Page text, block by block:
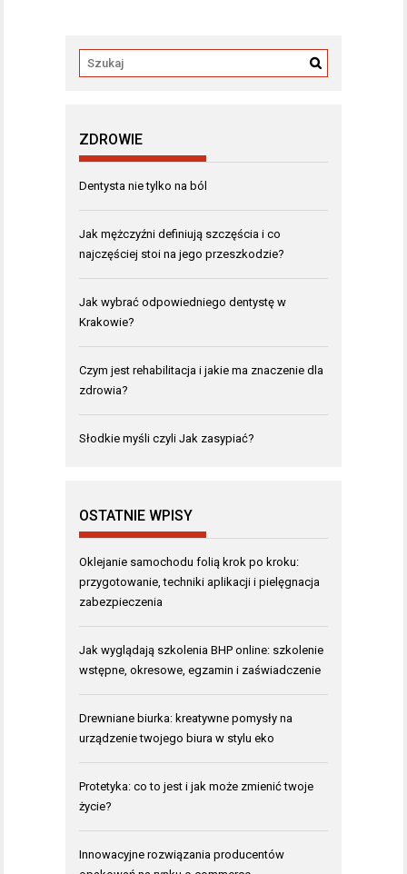
ZDROWIE
Dentysta nie tylko na ból
Jak mężczyźni definiują szczęścia i co
najczęściej stoi na jego przeszkodzie?
Jak wybrać odpowiedniego dentystę w
Krakowie?
Czym jest rehabilitacja i jakie ma znaczenie dla
zdrowia?
Słodkie myśli czyli Jak zasypiać?
OSTATNIE WPISY
Oklejanie samochodu folią krok po kroku:
przygotowanie, techniki aplikacji i pielęgnacja
zabezpieczenia
Jak wyglądają szkolenia BHP online: szkolenie
wstępne, okresowe, egzamin i zaświadczenie
Drewniane biurka: kreatywne pomysły na
urządzenie twojego biura w stylu eko
Protetyka: co to jest i jak może zmienić twoje
życie?
Innowacyjne rozwiązania producentów